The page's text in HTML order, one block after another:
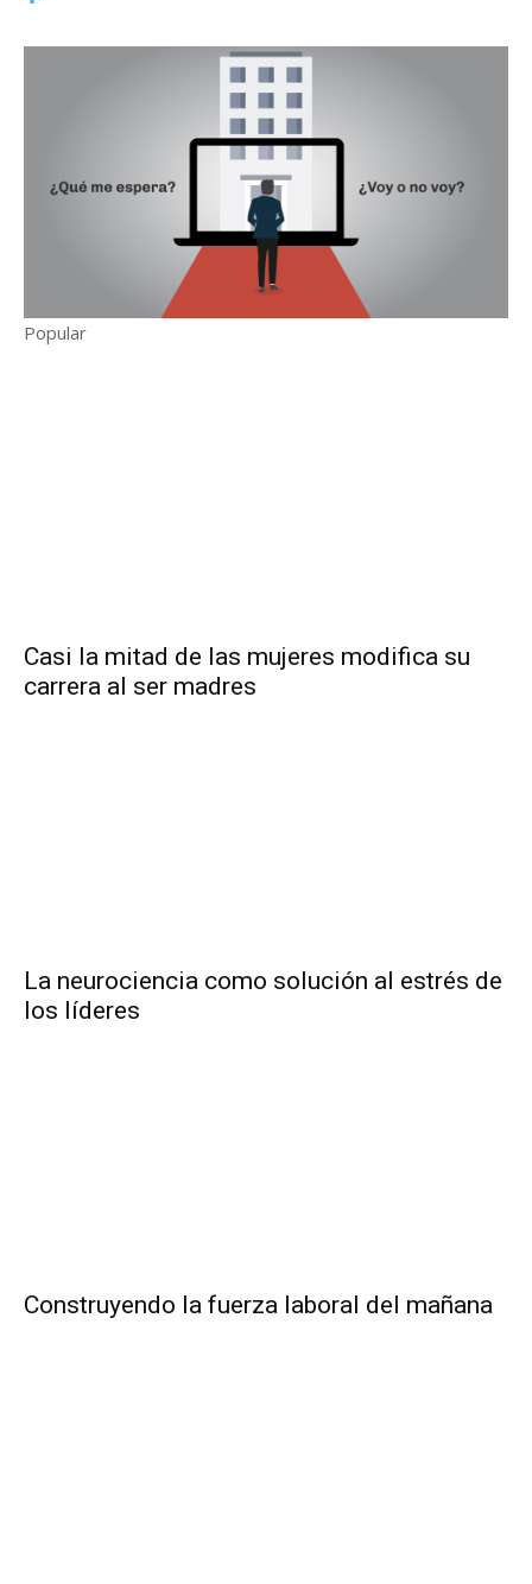
Popular
Casi la mitad de las mujeres modifica su
carrera al ser madres
La neurociencia como solución al estrés de
los líderes
Construyendo la fuerza laboral del mañana